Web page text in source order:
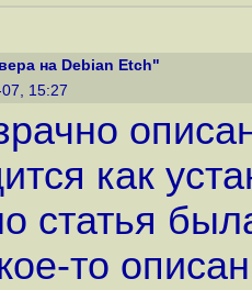
на Debian Etch"
15:27
как
статья
то